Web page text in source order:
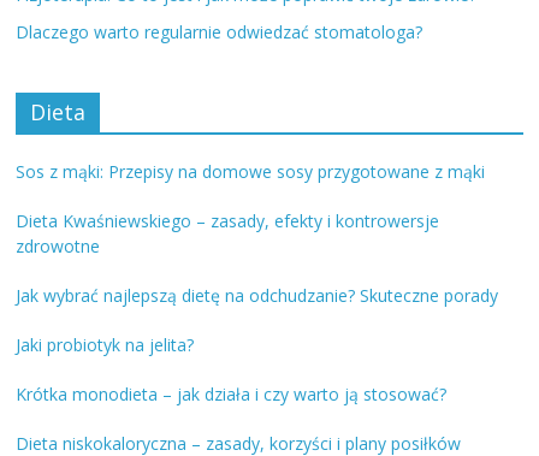
Dlaczego warto regularnie odwiedzać stomatologa?
Dieta
Sos z mąki: Przepisy na domowe sosy przygotowane z mąki
Dieta Kwaśniewskiego – zasady, efekty i kontrowersje
zdrowotne
Jak wybrać najlepszą dietę na odchudzanie? Skuteczne porady
Jaki probiotyk na jelita?
Krótka monodieta – jak działa i czy warto ją stosować?
Dieta niskokaloryczna – zasady, korzyści i plany posiłków